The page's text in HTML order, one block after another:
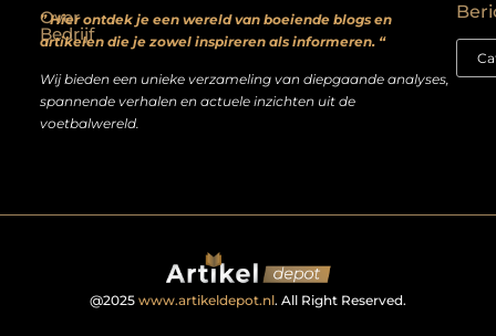
Over
Bedrijf
” Hier ontdek je een wereld van boeiende blogs en
artikelen die je zowel inspireren als informeren. “
Wij bieden een unieke verzameling van diepgaande analyses,
spannende verhalen en actuele inzichten uit de
voetbalwereld.
@2025 www.artikeldepot.nl. All Right Reserved.